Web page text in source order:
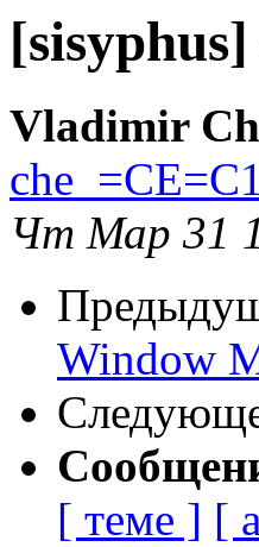
Vladimir
Чт Мар 31
Window
[ теме ] [